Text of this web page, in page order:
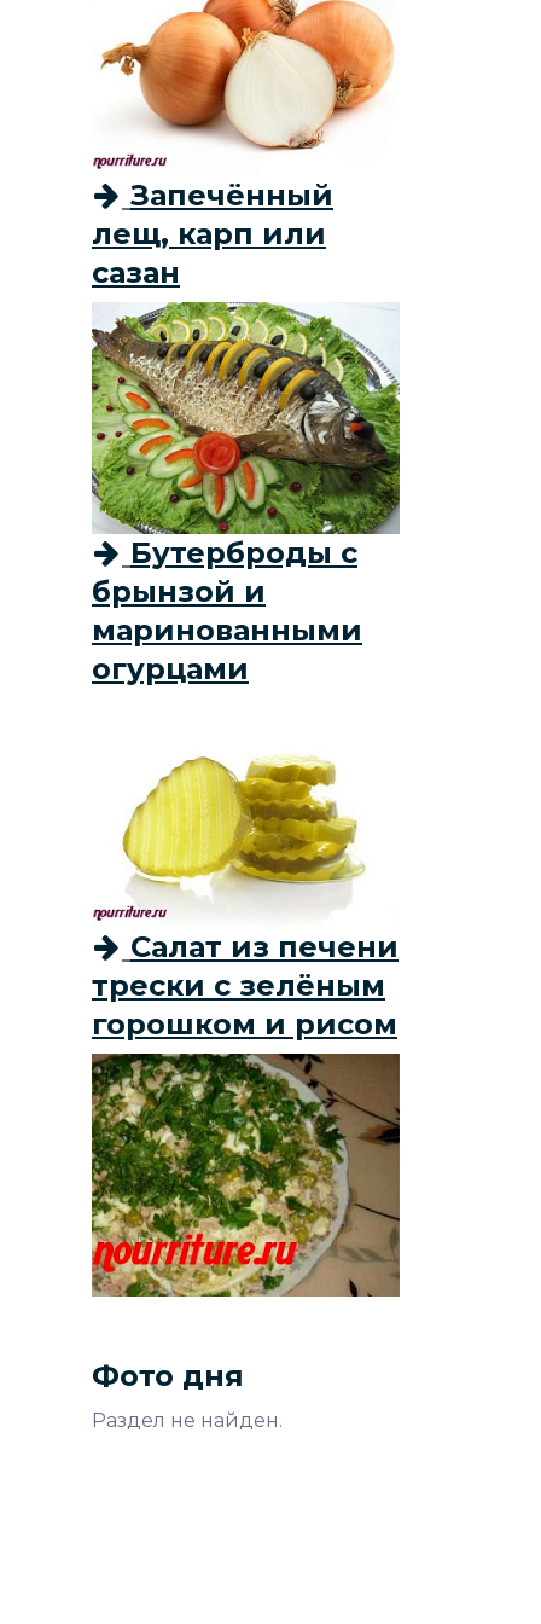
Запечённый
лещ, карп или
сазан
Бутерброды с
брынзой и
маринованными
огурцами
Салат из печени
трески с зелёным
горошком и рисом
Фото дня
Раздел не найден.